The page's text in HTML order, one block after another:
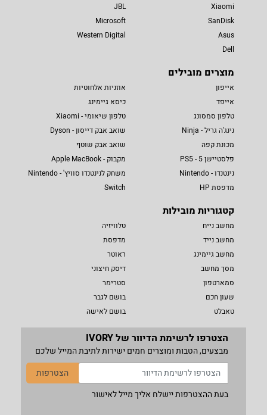
Xiaomi
SanDisk
Asus
Dell
JBL
Microsoft
Western Digital
מוצרים מובילים
אייפון
אייפד
טלפון סמסונג
נינג'ה גריל - Ninja
מכונת קפה
פלסטיישן 5 - PS5
נינטנדו - Nintendo
מדפסת HP
אוזניות אלחוטיות
כיסא גיימינג
טלפון שיאומי - Xiaomi
שואב אבק דייסון - Dyson
שואב אבק שוטף
מקבוק - Apple MacBook
משחק לנינטנדו סוויץ' - Nintendo
Switch
קטגוריות מובילות
מחשב נייח
מחשב נייד
מחשב גיימינג
מסך מחשב
סמארטפון
שעון חכם
טאבלט
טלוויזיה
מדפסת
ראוטר
דיסק חיצוני
סטרימר
בושם לגבר
בושם לאישה
הצטרפו לרשימת הדיוור של IVORY
מבצעים, הטבות ומוצרים חמים ישירות לתיבת המייל שלכם
הצטרפות
בעת ההצטרפות יישלח אליך מייל לאישור